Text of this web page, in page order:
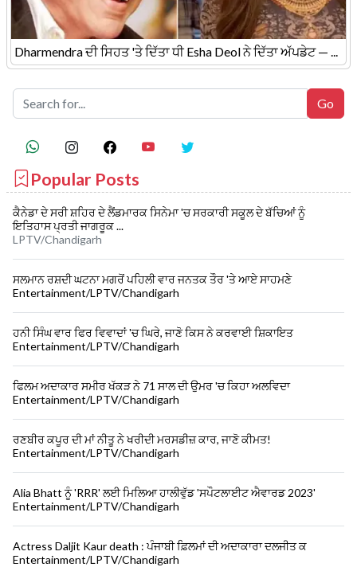
Dharmendra ਦੀ ਸਿਹਤ 'ਤੇ ਦਿੱਤਾ ਧੀ Esha Deol ਨੇ ਦਿੱਤਾ ਅੱਪਡੇਟ — ...
Popular Posts
ਕੈਨੇਡਾ ਦੇ ਸਰੀ ਸ਼ਹਿਰ ਦੇ ਲੈਂਡਮਾਰਕ ਸਿਨੇਮਾ 'ਚ ਸਰਕਾਰੀ ਸਕੂਲ ਦੇ ਬੱਚਿਆਂ ਨੂੰ
ਇਤਿਹਾਸ ਪ੍ਰਤੀ ਜਾਗਰੂਕ ...
LPTV/Chandigarh
ਸਲਮਾਨ ਰਸ਼ਦੀ ਘਟਨਾ ਮਗਰੋਂ ਪਹਿਲੀ ਵਾਰ ਜਨਤਕ ਤੌਰ 'ਤੇ ਆਏ ਸਾਹਮਣੇ
Entertainment/LPTV/Chandigarh
ਹਨੀ ਸਿੰਘ ਵਾਰ ਫਿਰ ਵਿਵਾਦਾਂ 'ਚ ਘਿਰੇ, ਜਾਣੋ ਕਿਸ ਨੇ ਕਰਵਾਈ ਸ਼ਿਕਾਇਤ
Entertainment/LPTV/Chandigarh
ਫਿਲਮ ਅਦਾਕਾਰ ਸਮੀਰ ਖੱਕੜ ਨੇ 71 ਸਾਲ ਦੀ ਉਮਰ 'ਚ ਕਿਹਾ ਅਲਵਿਦਾ
Entertainment/LPTV/Chandigarh
ਰਣਬੀਰ ਕਪੂਰ ਦੀ ਮਾਂ ਨੀਤੂ ਨੇ ਖਰੀਦੀ ਮਰਸਡੀਜ਼ ਕਾਰ, ਜਾਣੋ ਕੀਮਤ!
Entertainment/LPTV/Chandigarh
Alia Bhatt ਨੂੰ 'RRR' ਲਈ ਮਿਲਿਆ ਹਾਲੀਵੁੱਡ 'ਸਪੌਟਲਾਈਟ ਐਵਾਰਡ 2023'
Entertainment/LPTV/Chandigarh
Actress Daljit Kaur death : ਪੰਜਾਬੀ ਫ਼ਿਲਮਾਂ ਦੀ ਅਦਾਕਾਰਾ ਦਲਜੀਤ ਕ
Entertainment/LPTV/Chandigarh